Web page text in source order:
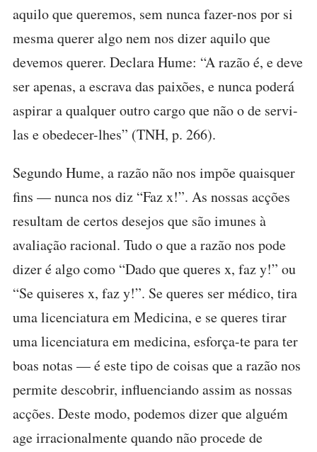
aquilo que queremos, sem nunca fazer-nos por si
mesma querer algo nem nos dizer aquilo que
devemos querer. Declara Hume: “A razão é, e deve
ser apenas, a escrava das paixões, e nunca poderá
aspirar a qualquer outro cargo que não o de servi-
las e obedecer-lhes” (TNH, p. 266).
Segundo Hume, a razão não nos impõe quaisquer
fins — nunca nos diz “Faz x!”. As nossas acções
resultam de certos desejos que são imunes à
avaliação racional. Tudo o que a razão nos pode
dizer é algo como “Dado que queres x, faz y!” ou
“Se quiseres x, faz y!”. Se queres ser médico, tira
uma licenciatura em Medicina, e se queres tirar
uma licenciatura em medicina, esforça-te para ter
boas notas — é este tipo de coisas que a razão nos
permite descobrir, influenciando assim as nossas
acções. Deste modo, podemos dizer que alguém
age irracionalmente quando não procede de